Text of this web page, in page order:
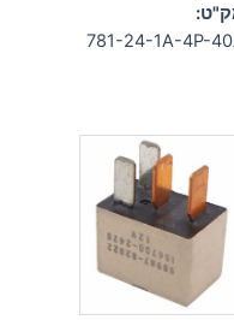
781-24-1A-4P-